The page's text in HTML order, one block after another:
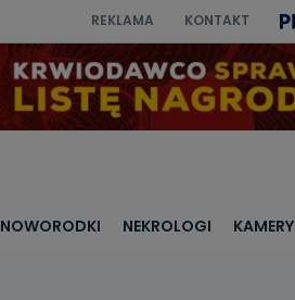
REKLAMA KONTAKT
NOWORODKI NEKROLOGI KAMERY